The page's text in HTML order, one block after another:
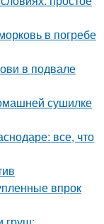
в погребе
в подвале
сушилке
все, что
впрок